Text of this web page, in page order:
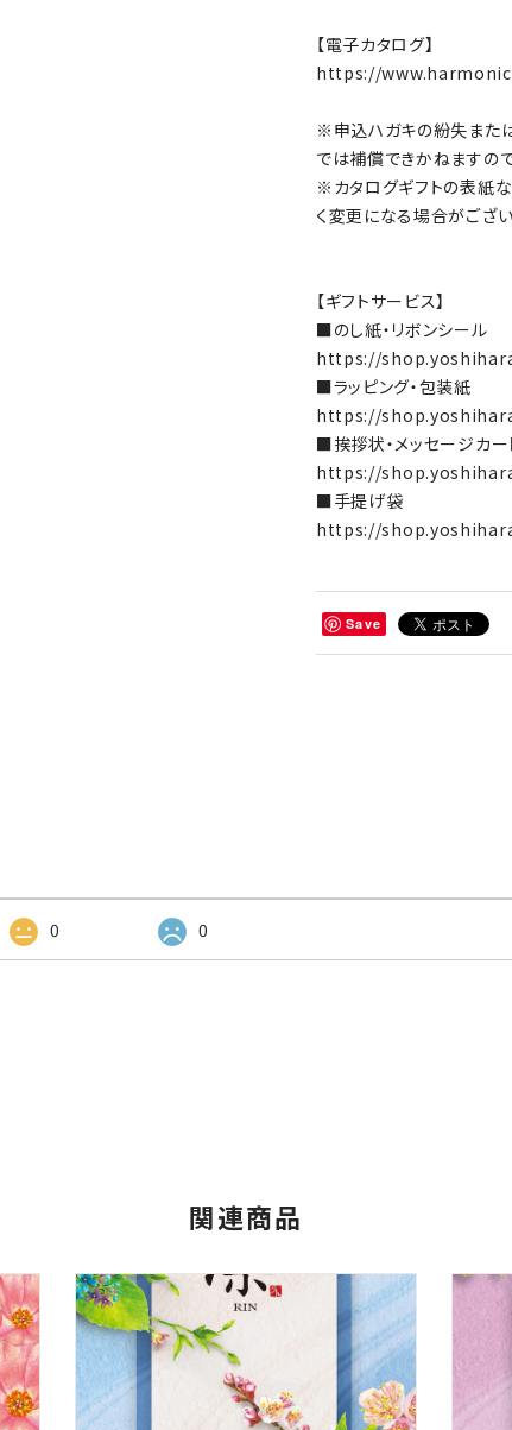
【電子カタログ】
https://
※申込ハガキの紛失また
では補償できかねますの
※カタログギフトの表紙
く変更になる場合がござ
【ギフトサービス】
■のし紙・リボンシール
https://
■ラッピング・包装紙
https://
■挨拶状・メッセージカー
https://
■手提げ袋
https://
Save
0 0
関連商品